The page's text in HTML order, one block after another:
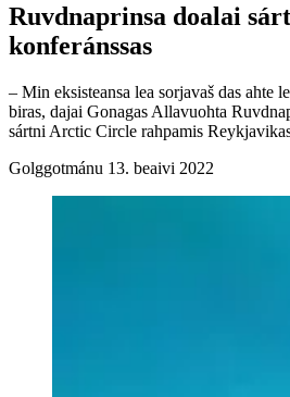
Ruvdnaprinsa doalai
konferánssas
– Min eksisteansa lea sorjavaš das ahte
biras, dajai Gonagas Allavuohta
sártni Arctic Circle rahpamis
Golggotmánu 13. beaivi 2022